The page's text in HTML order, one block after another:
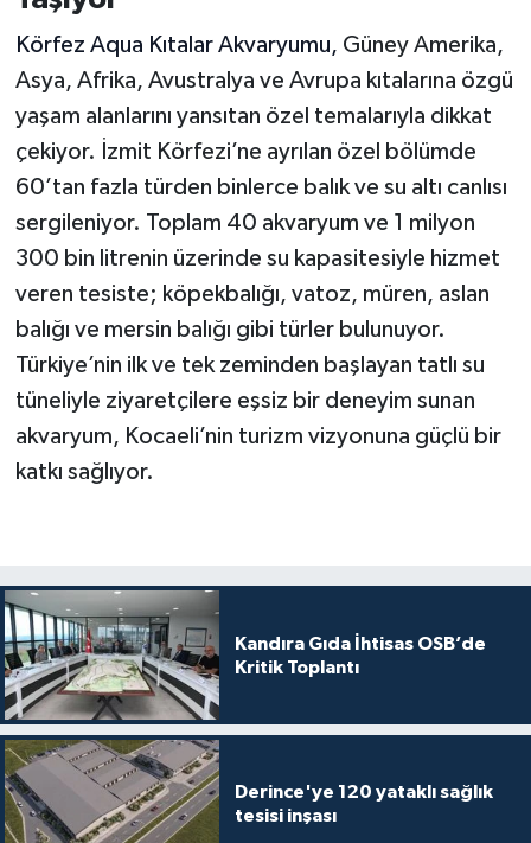
Körfez Aqua Kıtalar Akvaryumu, Güney Amerika,
Asya, Afrika, Avustralya ve Avrupa kıtalarına özgü
yaşam alanlarını yansıtan özel temalarıyla dikkat
çekiyor. İzmit Körfezi’ne ayrılan özel bölümde
60’tan fazla türden binlerce balık ve su altı canlısı
sergileniyor. Toplam 40 akvaryum ve 1 milyon
300 bin litrenin üzerinde su kapasitesiyle hizmet
veren tesiste; köpekbalığı, vatoz, müren, aslan
balığı ve mersin balığı gibi türler bulunuyor.
Türkiye’nin ilk ve tek zeminden başlayan tatlı su
tüneliyle ziyaretçilere eşsiz bir deneyim sunan
akvaryum, Kocaeli’nin turizm vizyonuna güçlü bir
katkı sağlıyor.
Kandıra Gıda İhtisas OSB’de
Kritik Toplantı
Derince'ye 120 yataklı sağlık
tesisi inşası